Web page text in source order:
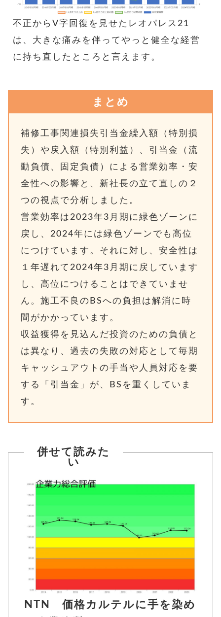
不正からV字回復を見せたレオパレス21
は、大きな痛みを伴ってやっと健全な経営
に持ち直したところと言えます。
まとめ
補修工事関連損失引当金繰入額（特別損
失）や戻入額（特別利益）、引当金（流
動負債、固定負債）による営業効率・安
全性への影響と、新社長の立て直しの２
つの視点で分析しました。
営業効率は2023年3月期に緑色ゾーンに
戻し、2024年には緑色ゾーンでも高位
につけています。それに対し、安全性は
１年遅れて2024年3月期に戻しています
し、高位につけることはできていませ
ん。施工不良のBSへの負担は解消に時
間がかかっています。
収益獲得を見込んだ投資のための負債と
は異なり、過去の失敗の対応として毎期
キャッシュアウトの手当や人員対応を要
する「引当金」が、BSを重くしていま
す。
併せて読みた
い
NTN 価格カルテルに手を染め